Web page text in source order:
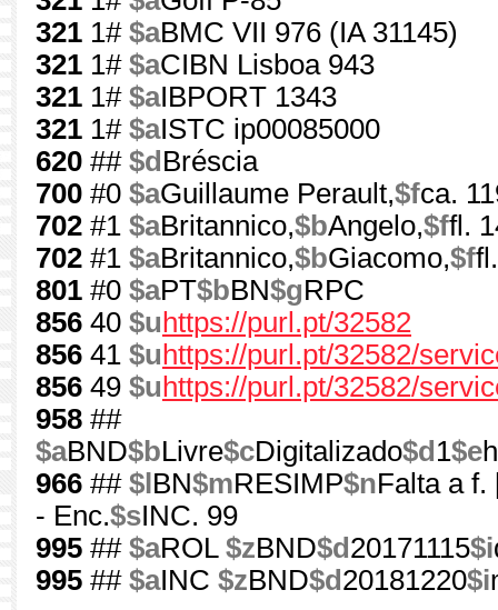
321 1# $aBMC VII 976 (IA 31145)
321 1# $aCIBN Lisboa 943
321 1# $aIBPORT 1343
321 1# $aISTC ip00085000
620 ## $d Bréscia
700 #0 $aGuillaume Perault,$fca.
702 #1 $aBritannico,$bAngelo,$ffl.
702 #1 $aBritannico,$bGiacomo,$f
801 #0 $aPT$bBN$gRPC
856 40 $u https://purl.pt/32582
856 41 $u https://purl.pt/32582/
856 49 $u https://purl.pt/32582/
958 ##
$aBND$bLivre$cDigitalizado$d 1$e
966 ## $l BN$mRESIMP$nFalta a f.
- Enc.$sINC. 99
995 ## $aROL $zBND$d 20171115$i
995 ## $aINC $zBND$d 20181220$i